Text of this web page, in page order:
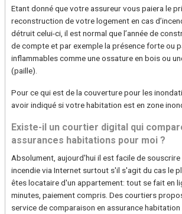
Etant donné que votre assureur vous paiera le
reconstruction de votre logement en cas
détruit celui-ci, il est normal que l’année de
de compte et par exemple la présence forte ou
inflammables comme une ossature en bois ou
(paille).
Pour ce qui est de la couverture pour les
avoir indiqué si votre habitation est en zone
Existe-il un courtier digital qui
assurances habitations pour moi ?
Absolument, aujourd'hui il est facile de souscrire
incendie via Internet surtout s'il s'agit du cas le
êtes locataire d'un appartement: tout se fait en
minutes, paiement compris. Des courtiers
service de comparaison en assurance